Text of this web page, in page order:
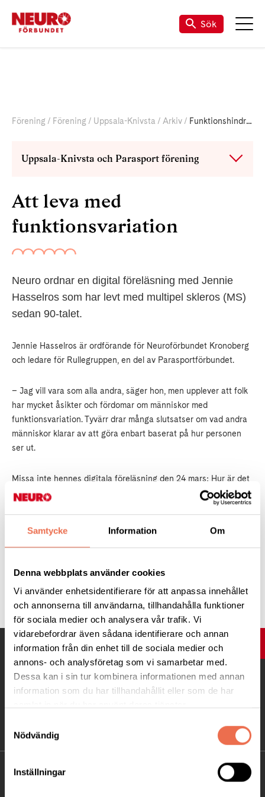
Samtycke Information Om
Denna webbplats använder cookies
Vi använder enhetsidentifierare för att anpassa innehållet
och annonserna till användarna, tillhandahålla funktioner
för sociala medier och analysera vår trafik. Vi
vidarebefordrar även sådana identifierare och annan
information från din enhet till de sociala medier och
annons- och analysföretag som vi samarbetar med.
Dessa kan i sin tur kombinera informationen med annan
information som du har tillhandahållit eller som de har
Nödvändig
Inställningar
Sök
Förening Förening Uppsala-Knivsta Arkiv Funktionshindrad
Uppsala-Knivsta och Parasport förening
Att leva med
funktionsvariation
Neuro ordnar en digital föreläsning med Jennie
Hasselros som har levt med multipel skleros (MS)
sedan 90-talet.
Jennie Hasselros är ordförande för Neuroförbundet Kronoberg
och ledare för Rullegruppen, en del av Parasportförbundet.
– Jag vill vara som alla andra, säger hon, men upplever att folk
har mycket åsikter och fördomar om människor med
funktionsvariation. Tyvärr drar många slutsatser om vad andra
människor klarar av att göra enbart baserat på hur personen
ser ut.
Missa inte hennes digitala föreläsning den 24 mars: Hur är det
att leva med en kronisk sjukdom och hur är synen på
Läs mer på
Tipsa
KONTAKT